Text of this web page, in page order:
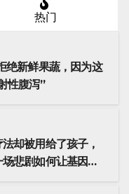
热门
绝新鲜果蔬，因为这
性腹泻”
却被用给了孩子，
悲剧如何让基因治